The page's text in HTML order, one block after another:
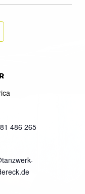
486 265